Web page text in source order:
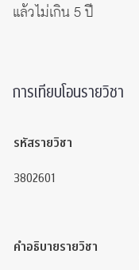
แล้วไม่เกิน 5 ปี
การเทียบโอนรายวิชา
รหัสรายวิชา
3802601
คำอธิบายรายวิชา